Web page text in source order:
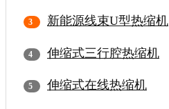
新能源线束U型热缩机
伸缩式三行腔热缩机
伸缩式在线热缩机